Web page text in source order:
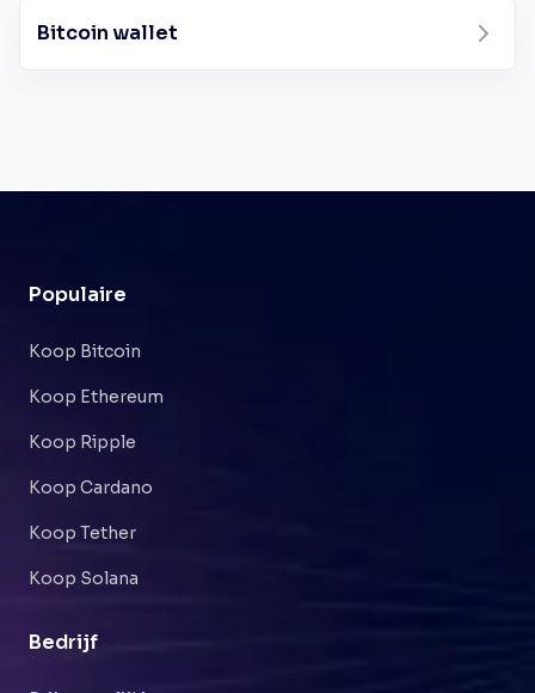
Bitcoin wallet
Populaire
Koop Bitcoin
Koop Ethereum
Koop Ripple
Koop Cardano
Koop Tether
Koop Solana
Bedrijf